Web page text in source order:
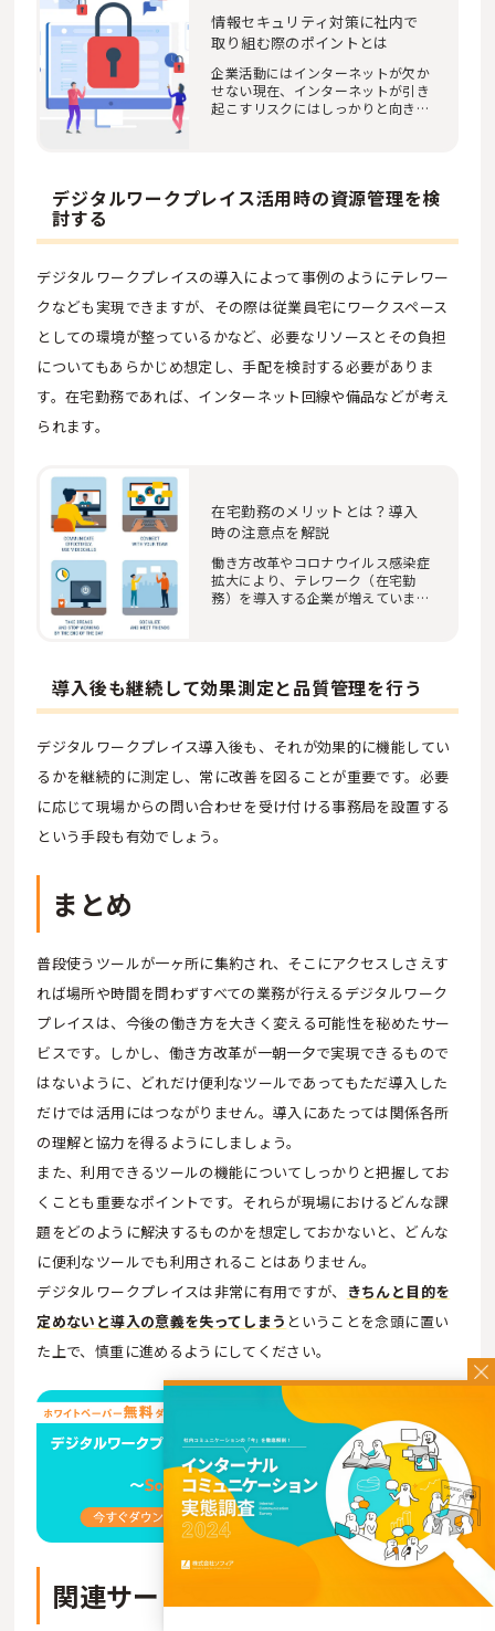
情報セキュリティ対策に社内で
取り組む際のポイントとは
企業活動にはインターネットが欠か
せない現在、インターネットが引き
起こすリスクにはしっかりと向き合
デジタルワークプレイス活用時の資源管理を検
討する
デジタルワークプレイスの導入によって事例のようにテレワー
クなども実現できますが、その際は従業員宅にワークスペース
としての環境が整っているかなど、必要なリソースとその負担
についてもあらかじめ想定し、手配を検討する必要がありま
す。在宅勤務であれば、インターネット回線や備品などが考え
られます。
在宅勤務のメリットとは？導入
時の注意点を解説
働き方改革やコロナウイルス感染症
拡大により、テレワーク（在宅勤
務）を導入する企業が増えていま
導入後も継続して効果測定と品質管理を行う
デジタルワークプレイス導入後も、それが効果的に機能してい
るかを継続的に測定し、常に改善を図ることが重要です。必要
に応じて現場からの問い合わせを受け付ける事務局を設置する
という手段も有効でしょう。
まとめ
普段使うツールが一ヶ所に集約され、そこにアクセスしさえす
れば場所や時間を問わずすべての業務が行えるデジタルワーク
プレイスは、今後の働き方を大きく変える可能性を秘めたサー
ビスです。しかし、働き方改革が一朝一夕で実現できるもので
はないように、どれだけ便利なツールであってもただ導入した
だけでは活用にはつながりません。導入にあたっては関係各所
の理解と協力を得るようにしましょう。
また、利用できるツールの機能についてしっかりと把握してお
くことも重要なポイントです。それらが現場におけるどんな課
題をどのように解決するものかを想定しておかないと、どんな
に便利なツールでも利用されることはありません。
デジタルワークプレイスは非常に有用ですが、 きちんと目的を
定めないと導入の意義を失ってしまう ということを念頭に置い
た上で、慎重に進めるようにしてください。
関連サービス